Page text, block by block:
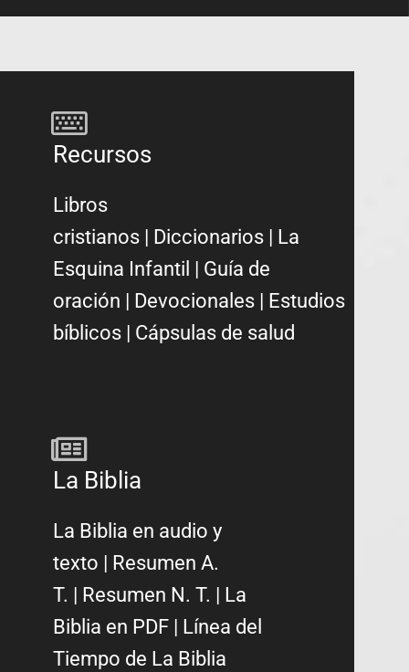
Recursos
Libros
cristianos | Diccionarios | La
Esquina Infantil | Guía de
oración | Devocionales | Estudios
bíblicos | Cápsulas de salud
La Biblia
La Biblia en audio y
texto
Resumen A.
T.
Resumen N. T.
La
Biblia en PDF
Línea del
Tiempo de La Biblia